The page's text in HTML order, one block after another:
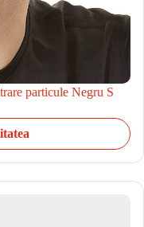
particule Negru S